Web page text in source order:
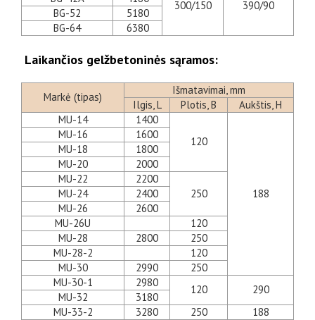
300/150
390/90
BG-52
5180
BG-64
6380
Laikančios gelžbetoninės sąramos:
Markė (tipas)
Išmatavimai, mm
Ilgis, L
Plotis, B
Aukštis, H
MU-14
1400
120
188
MU-16
1600
MU-18
1800
MU-20
2000
MU-22
2200
250
MU-24
2400
MU-26
2600
MU-26U
120
MU-28
2800
250
MU-28-2
120
MU-30
2990
250
MU-30-1
2980
120 290
MU-32
3180
MU-33-2
3280 250
188